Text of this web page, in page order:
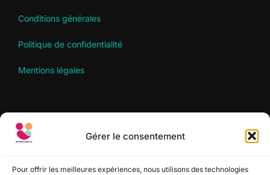
Gérer le consentement
Pour offrir les meilleures expériences, nous utilisons des technologies
Conditions générales
Politique de confidentialité
Mentions légales
RECHERCHER